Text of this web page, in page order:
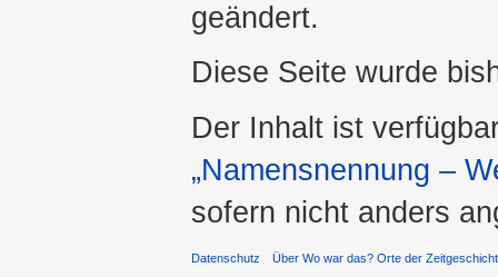
geändert.
Diese Seite wurde
Der Inhalt ist
„Namensnennung –
sofern nicht anders
Datenschutz Über Wo war das? Orte der